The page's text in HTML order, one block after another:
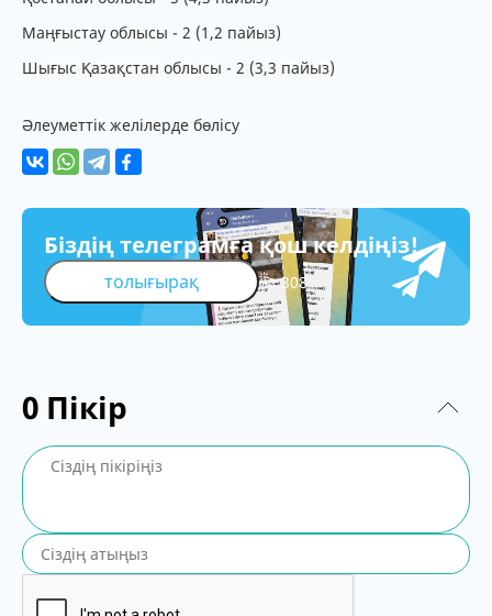
Маңғыстау облысы - 2 (1,2 пайыз)
Шығыс Қазақстан облысы - 2 (3,3 пайыз)
Әлеуметтік желілерде бөлісу
Біздің телеграмға қош келдіңіз!
толығырақ 308
0 Пікір